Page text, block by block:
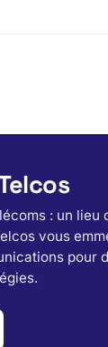
: un lieu
vous
pour